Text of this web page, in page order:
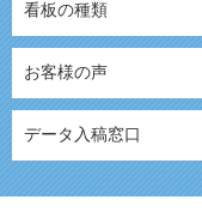
看板の種類
お客様の声
データ入稿窓口